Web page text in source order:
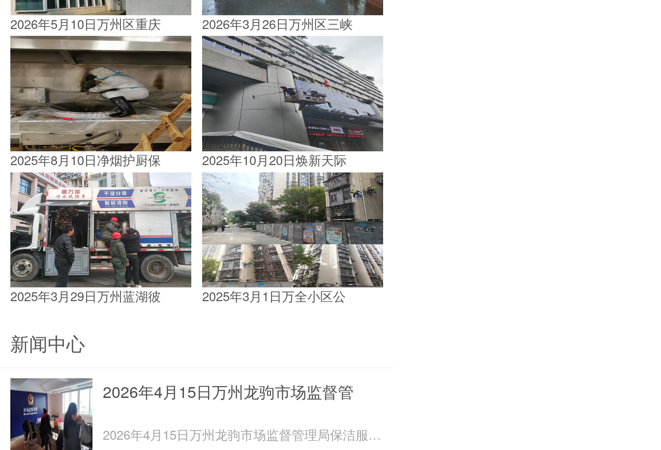
2026年5月10日万州区重庆 2026年3月26日万州区三峡
2025年8月10日净烟护厨保 2025年10月20日焕新天际
2025年3月29日万州蓝湖彼 2025年3月1日万全小区公
新闻中心
2026年4月15日万州龙驹市场监督管
2026年4月15日万州龙驹市场监督管理局保洁服务由重庆美